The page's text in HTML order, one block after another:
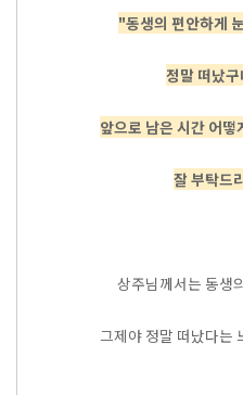
"동생의 편안하게
정말 떠났
앞으로 남은 시간 어
잘 부탁드
상주님께서는 동생
그제야 정말 떠났다는